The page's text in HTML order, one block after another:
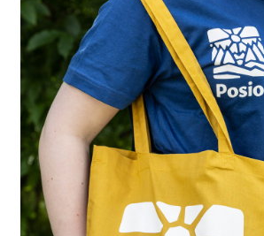
Kuntosali-sv
Kuntosali-sv
Posio-tuotteet-sv
Vesipisteavain-sv
Toripaikkamaksut-sv